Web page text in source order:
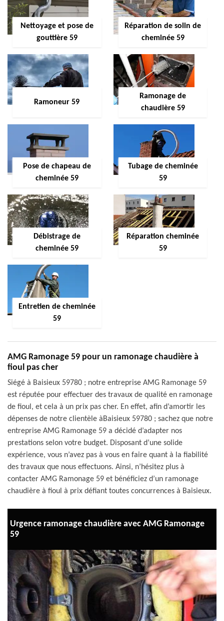
Nettoyage et pose de
gouttière 59
Réparation de solin de
cheminée 59
Ramoneur 59
Ramonage de
chaudière 59
Pose de chapeau de
cheminée 59
Tubage de cheminée
59
Débistrage de
cheminée 59
Réparation cheminée
59
Entretien de cheminée
59
AMG Ramonage 59 pour un ramonage chaudière à
fioul pas cher
Siégé à Baisieux 59780 ; notre entreprise AMG Ramonage 59
est réputée pour effectuer des travaux de qualité en ramonage
de fioul, et cela à un prix pas cher. En effet, afin d’amortir les
dépenses de notre clientèle àBaisieux 59780 ; sachez que notre
entreprise AMG Ramonage 59 a décidé d’adapter nos
prestations selon votre budget. Disposant d’une solide
expérience, vous n’avez pas à vous en faire quant à la fiabilité
des travaux que nous effectuons. Ainsi, n’hésitez plus à
contacter AMG Ramonage 59 et bénéficiez d’un ramonage
chaudière à fioul à prix défiant toutes concurrences à Baisieux.
Urgence ramonage chaudière avec AMG Ramonage
59